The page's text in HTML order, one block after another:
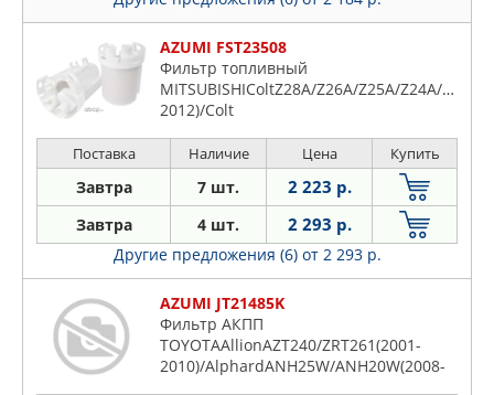
AZUMI FST23508
Фильтр топливный
MITSUBISHIColtZ28A/Z26A/Z25A/Z24A/Z27A/
2012)/Colt
Поставка Наличие Цена Купить
Завтра 7 шт. 2 223 р.
Завтра 4 шт. 2 293 р.
Другие предложения (6) от 2 293 р.
AZUMI JT21485K
Фильтр АКПП
TOYOTAAllionAZT240/ZRT261(2001-
2010)/AlphardANH25W/ANH20W(2008-